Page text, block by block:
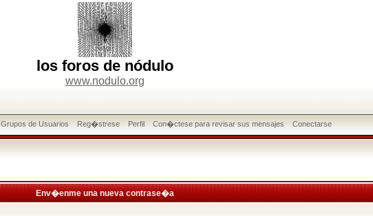
los foros de nódulo
www.nodulo.org
Grupos de Usuarios Reg�strese Perfil Con�ctese para revisar sus mensajes Conectarse
Env�enme una nueva contrase�a